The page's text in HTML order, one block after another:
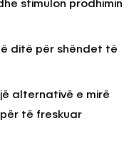
stimulon prodhimin
ditë për shëndet të
alternativë e mirë
të freskuar